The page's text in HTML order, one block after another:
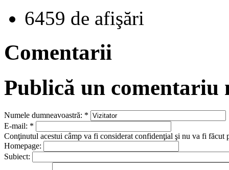
6459 de afişări
Comentarii
Publică un comentariu
Numele dumneavoastră: *
E-mail: *
Conţinutul acestui câmp va fi considerat confidenţial şi nu va fi făcut
Homepage:
Subiect: